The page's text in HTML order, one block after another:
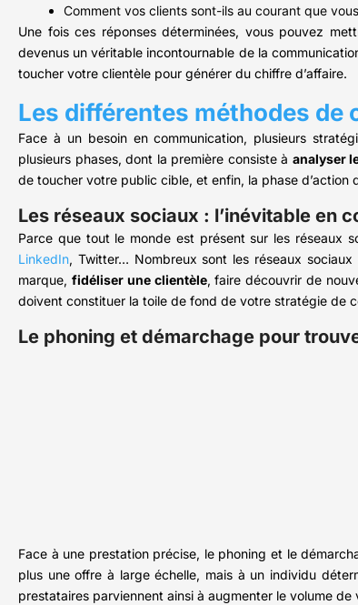
Comment vos clients sont-ils au courant que
Une fois ces réponses déterminées, vous pouvez
devenus un véritable incontournable de la
toucher votre clientèle pour générer du chiffre d’affaire.
Les différentes méthodes
Face à un besoin en communication, plusieurs
plusieurs phases, dont la première consiste à analyser
de toucher votre public cible, et enfin, la phase
Les réseaux sociaux : l’inévitable en
Parce que tout le monde est présent sur les réseaux
LinkedIn, Twitter… Nombreux sont les réseaux
marque, fidéliser une clientèle, faire découvrir de
doivent constituer la toile de fond de votre stratégie de
Le phoning et démarchage pour
Face à une prestation précise, le phoning et le
plus une offre à large échelle, mais à un individu
prestataires parviennent ainsi à augmenter le volume de